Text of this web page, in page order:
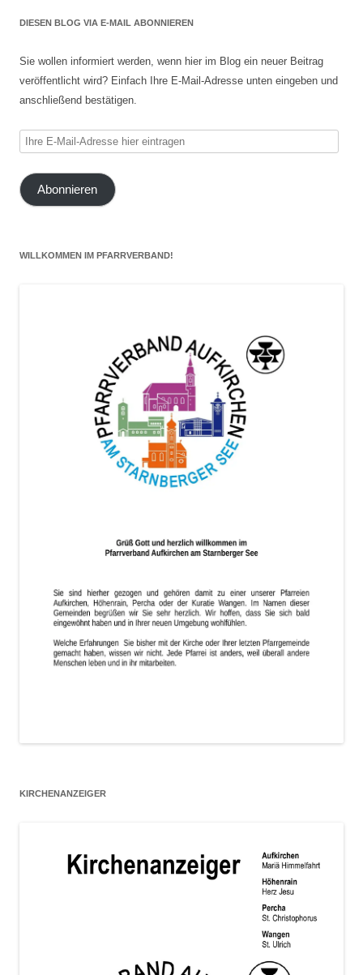
DIESEN BLOG VIA E-MAIL ABONNIEREN
Sie wollen informiert werden, wenn hier im Blog ein neuer Beitrag
veröffentlicht wird? Einfach Ihre E-Mail-Adresse unten eingeben und
anschließend bestätigen.
Ihre
Mail-
Adresse
Abonnieren
WILLKOMMEN IM PFARRVERBAND!
KIRCHENANZEIGER